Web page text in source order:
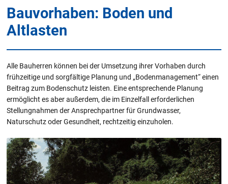
Bauvorhaben: Boden und
Altlasten
Alle Bauherren können bei der Umsetzung ihrer Vorhaben durch
frühzeitige und sorgfältige Planung und „Bodenmanagement“ einen
Beitrag zum Bodenschutz leisten. Eine entsprechende Planung
ermöglicht es aber außerdem, die im Einzelfall erforderlichen
Stellungnahmen der Ansprechpartner für Grundwasser,
Naturschutz oder Gesundheit, rechtzeitig einzuholen.